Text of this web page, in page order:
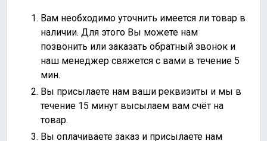
Вам необходимо уточнить имеется ли товар в
наличии. Для этого Вы можете нам
позвонить или заказать обратный звонок и
наш менеджер свяжется с вами в течение 5
мин.
Вы присылаете нам ваши реквизиты и мы в
течение 15 минут высылаем вам счёт на
товар.
Вы оплачиваете заказ и присылаете нам